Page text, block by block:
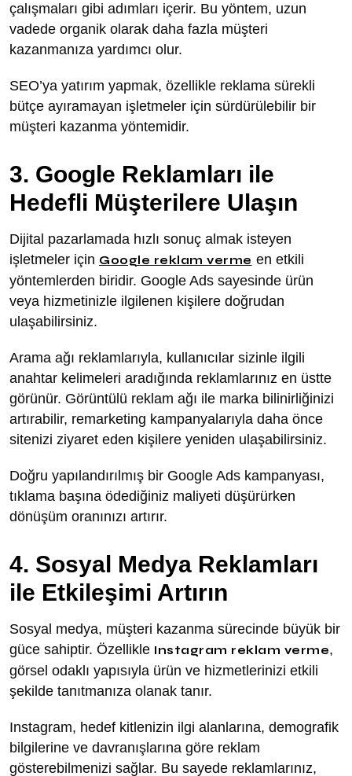
çalışmaları gibi adımları içerir. Bu yöntem, uzun
vadede organik olarak daha fazla müşteri
kazanmanıza yardımcı olur.
SEO’ya yatırım yapmak, özellikle reklama sürekli
bütçe ayıramayan işletmeler için sürdürülebilir bir
müşteri kazanma yöntemidir.
3. Google Reklamları ile
Hedefli Müşterilere Ulaşın
Dijital pazarlamada hızlı sonuç almak isteyen
işletmeler için Google reklam verme en etkili
yöntemlerden biridir. Google Ads sayesinde ürün
veya hizmetinizle ilgilenen kişilere doğrudan
ulaşabilirsiniz.
Arama ağı reklamlarıyla, kullanıcılar sizinle ilgili
anahtar kelimeleri aradığında reklamlarınız en üstte
görünür. Görüntülü reklam ağı ile marka bilinirliğinizi
artırabilir, remarketing kampanyalarıyla daha önce
sitenizi ziyaret eden kişilere yeniden ulaşabilirsiniz.
Doğru yapılandırılmış bir Google Ads kampanyası,
tıklama başına ödediğiniz maliyeti düşürürken
dönüşüm oranınızı artırır.
4. Sosyal Medya Reklamları
ile Etkileşimi Artırın
Sosyal medya, müşteri kazanma sürecinde büyük bir
güce sahiptir. Özellikle Instagram reklam verme,
görsel odaklı yapısıyla ürün ve hizmetlerinizi etkili
şekilde tanıtmanıza olanak tanır.
Instagram, hedef kitlenizin ilgi alanlarına, demografik
bilgilerine ve davranışlarına göre reklam
gösterebilmenizi sağlar. Bu sayede reklamlarınız,